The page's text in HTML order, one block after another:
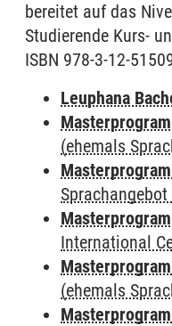
bereitet auf das
Studierende Kurs-
ISBN 978-3-12-
Leuphana
(ehemals
International
(ehemals